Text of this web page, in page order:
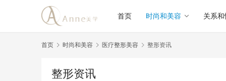
首页 时尚和美容 关系
首页 时尚和美容 医疗整形美容 整形资讯
整形资讯